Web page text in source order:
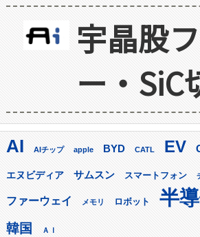
宇晶股
ー・
AI AIチップ apple BYD CATL EV
エヌビディア サムスン スマートフォン
ファーウェイ メモリ ロボット 半
韓国 ＡＩ